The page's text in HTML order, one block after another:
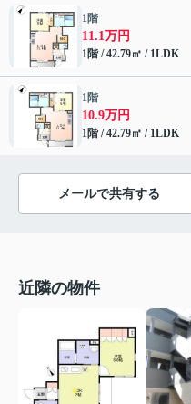
1階
11.1万円
1階 / 42.79㎡ / 1LDK
1階
10.9万円
1階 / 42.79㎡ / 1LDK
メールで共有する
近隣の物件